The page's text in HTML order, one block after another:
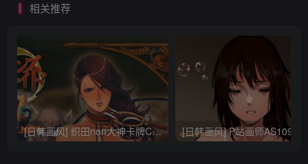
相关推荐
[日韩画风] 织田non大神卡牌CG插画设计画集256P 161M_CG原画资源